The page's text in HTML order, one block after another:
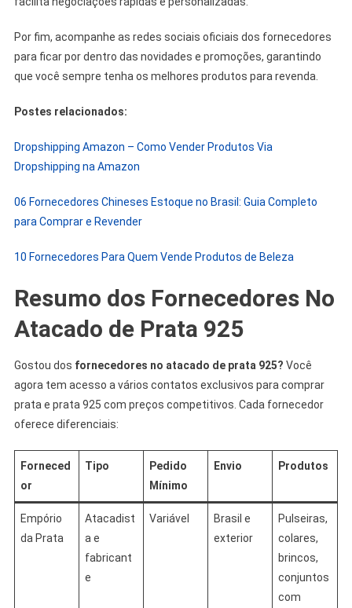
Por fim, acompanhe as redes sociais oficiais dos fornecedores
para ficar por dentro das novidades e promoções, garantindo
que você sempre tenha os melhores produtos para revenda.
Postes relacionados:
Dropshipping Amazon – Como Vender Produtos Via
Dropshipping na Amazon
06 Fornecedores Chineses Estoque no Brasil: Guia Completo
para Comprar e Revender
10 Fornecedores Para Quem Vende Produtos de Beleza
Resumo dos Fornecedores No
Atacado de Prata 925
Gostou dos fornecedores no atacado de prata 925? Você
agora tem acesso a vários contatos exclusivos para comprar
prata e prata 925 com preços competitivos. Cada fornecedor
oferece diferenciais:
Forneced
or
Tipo
Pedido
Mínimo
Envio Produtos
Empório
da Prata
Atacadist
a e
fabricant
e
Variável
Brasil e
exterior
Pulseiras,
colares,
brincos,
conjuntos
com